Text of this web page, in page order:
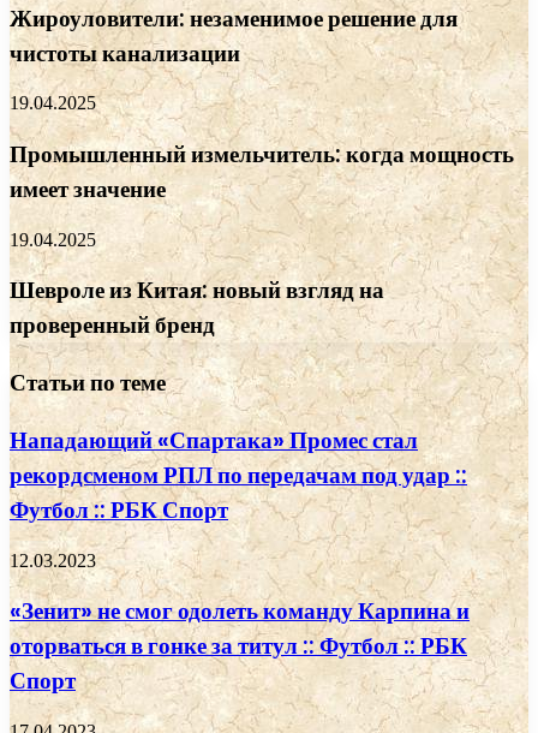
Жироуловители: незаменимое решение для
чистоты канализации
19.04.2025
Промышленный измельчитель: когда мощность
имеет значение
19.04.2025
Шевроле из Китая: новый взгляд на
проверенный бренд
Статьи по теме
Нападающий «Спартака» Промес стал
рекордсменом РПЛ по передачам под удар ::
Футбол :: РБК Спорт
12.03.2023
«Зенит» не смог одолеть команду Карпина и
оторваться в гонке за титул :: Футбол :: РБК
Спорт